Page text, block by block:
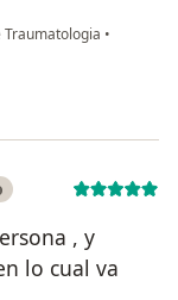
Traumatologia •
, y
lo cual va